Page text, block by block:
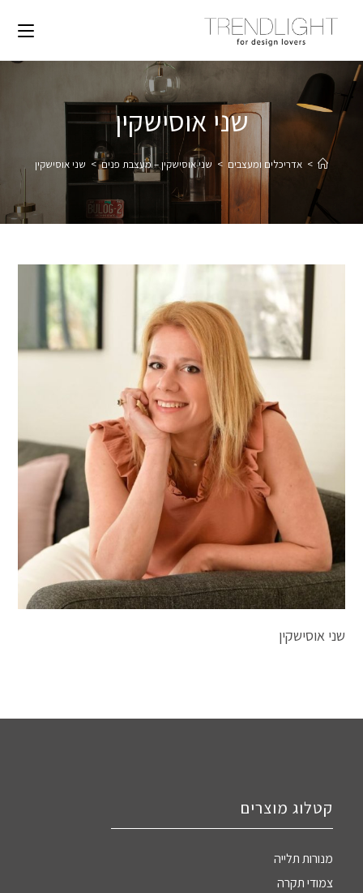
שני אוסישקין
> אדריכלים ומעצבים > שני אוסישקין – מעצבת פנים > שני אוסישקין
שני אוסישקין
קטלוג מוצרים
מנורות תלייה
צמודי תקרה